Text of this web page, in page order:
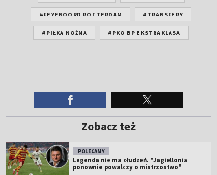
#FEYENOORD ROTTERDAM #TRANSFERY
#PIŁKA NOŻNA #PKO BP EKSTRAKLASA
Zobacz też
POLECAMY
Legenda nie ma złudzeń. "Jagiellonia
ponownie powalczy o mistrzostwo"